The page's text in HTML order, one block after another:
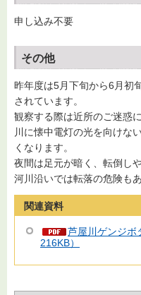
申し込み不要
その他
昨年度は5月下旬から6月初
されています。
観察する際は近所のご迷惑
川に懐中電灯の光を向けな
くなります。
夜間は足元が暗く、転倒し
河川沿いでは転落の危険も
関連資料
芦屋川ゲンジボ
216KB）